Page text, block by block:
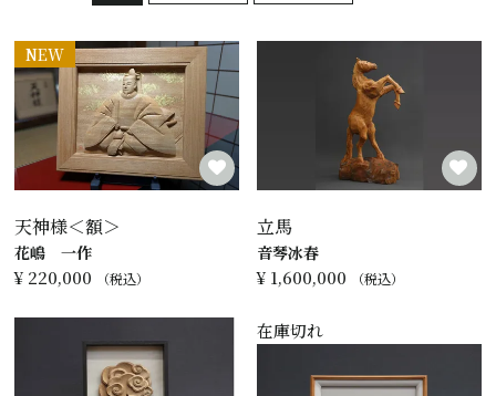
NEW
天神様＜額＞
¥ 220,000 税込
花嶋 一作
立馬
¥ 1,600,000 税込
音琴冰春
在庫切れ